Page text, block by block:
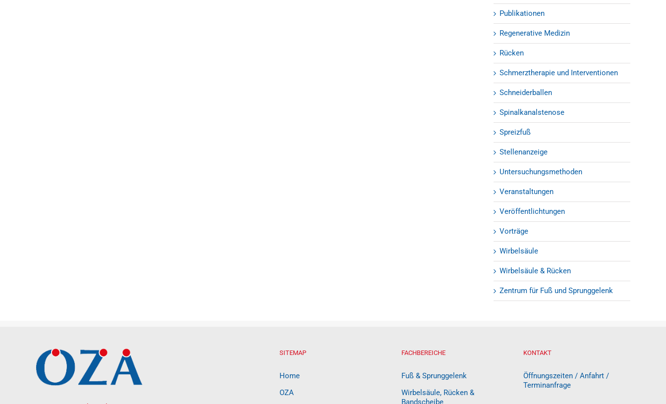
Publikationen
Regenerative Medizin
Rücken
Schmerztherapie und Interventionen
Schneiderballen
Spinalkanalstenose
Spreizfuß
Stellenanzeige
Untersuchungsmethoden
Veranstaltungen
Veröffentlichtungen
Vorträge
Wirbelsäule
Wirbelsäule & Rücken
Zentrum für Fuß und Sprunggelenk
SITEMAP
Home
OZA
FACHBEREICHE
Fuß & Sprunggelenk
Wirbelsäule, Rücken &
Bandscheibe
KONTAKT
Öffnungszeiten / Anfahrt /
Terminanfrage